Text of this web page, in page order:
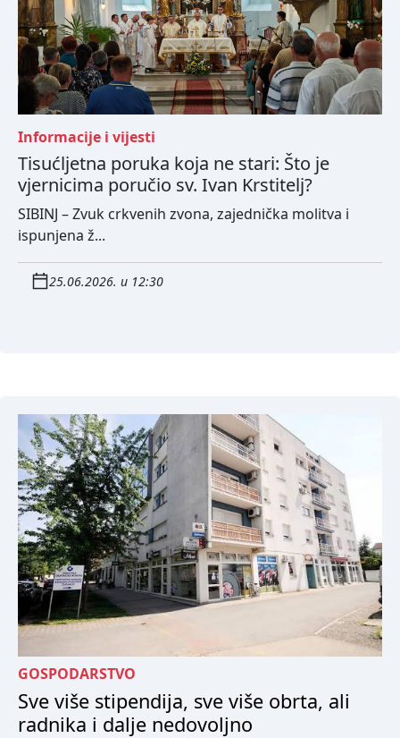
Informacije i vijesti
Tisućljetna poruka koja ne stari: Što je
vjernicima poručio sv. Ivan Krstitelj?
SIBINJ – Zvuk crkvenih zvona, zajednička molitva i
ispunjena ž...
25.06.2026. u 12:30
GOSPODARSTVO
Sve više stipendija, sve više obrta, ali
radnika i dalje nedovoljno